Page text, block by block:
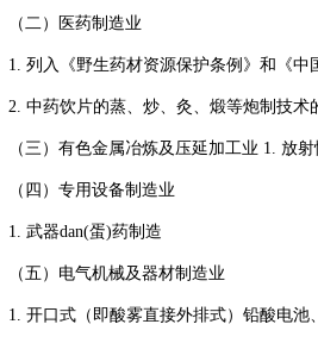
（二）医药制造业
1. 列入《野生药材资源保护条例》和《
2. 中药饮片的蒸、炒、灸、煅等炮制技
（三）有色金属冶炼及压延加工业 1. 放射
（四）专用设备制造业
1. 武器dan(蛋)药制造
（五）电气机械及器材制造业
1. 开口式（即酸雾直接外排式）铅酸电池